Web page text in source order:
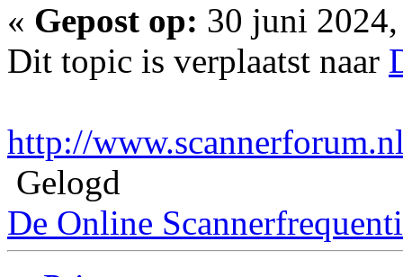
« Gepost op: 30 juni
Dit topic is verplaatst naar
http://
Gelogd
De Online